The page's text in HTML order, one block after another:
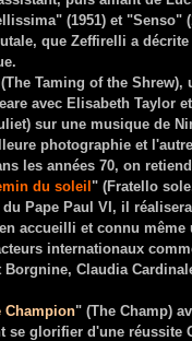
(1951) et "Senso"
que Zeffirelli a
Taming of the Shrew),
avec Elisabeth Taylor
sur une musique de
photographie et
les années 70, on
du soleil " (Fratello
Pape Paul VI, il
accueilli et connu
internationaux
Claudia
Champion" (The Champ)
se glorifier d'une réussite